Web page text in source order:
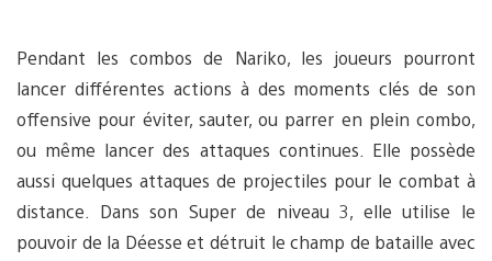
Pendant les combos de Nariko, les joueurs pourront
lancer différentes actions à des moments clés de son
offensive pour éviter, sauter, ou parrer en plein combo,
ou même lancer des attaques continues. Elle possède
aussi quelques attaques de projectiles pour le combat à
distance. Dans son Super de niveau 3, elle utilise le
pouvoir de la Déesse et détruit le champ de bataille avec